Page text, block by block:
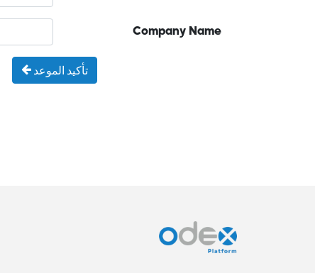
Company Name
تأكيد الموعد